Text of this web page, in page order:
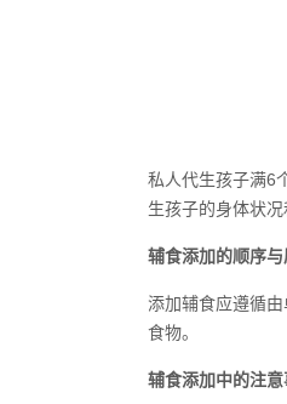
私人代生孩子满6
生孩子的身体状况
辅食添加的顺序与
添加辅食应遵循
食物。
辅食添加中的注意